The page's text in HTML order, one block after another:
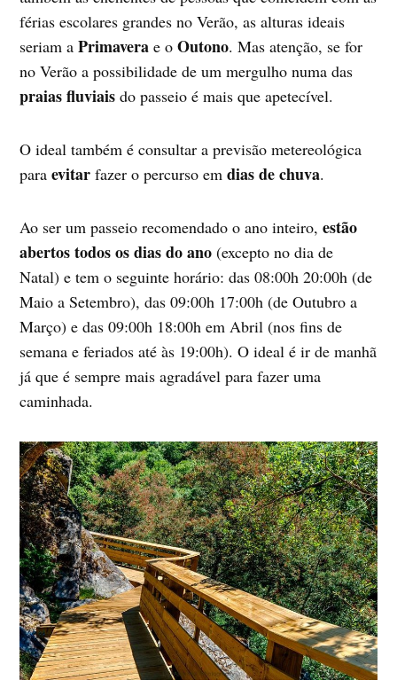
férias escolares grandes no Verão, as alturas ideais
seriam aPrimavera e oOutono. Mas atenção, se for
no Verão a possibilidade de um mergulho numa das
praias fluviais do passeio é mais que apetecível.
O ideal também é consultar a previsão metereológica
paraevitar fazer o percurso emdias de chuva.
Ao ser um passeio recomendado o ano inteiro,estão
abertos todos os dias do ano (excepto no dia de
Natal) e tem o seguinte horário: das 08:00h 20:00h (de
Maio a Setembro), das 09:00h 17:00h (de Outubro a
Março) e das 09:00h 18:00h em Abril (nos fins de
semana e feriados até às 19:00h). O ideal é ir de manhã
já que é sempre mais agradável para fazer uma
caminhada.